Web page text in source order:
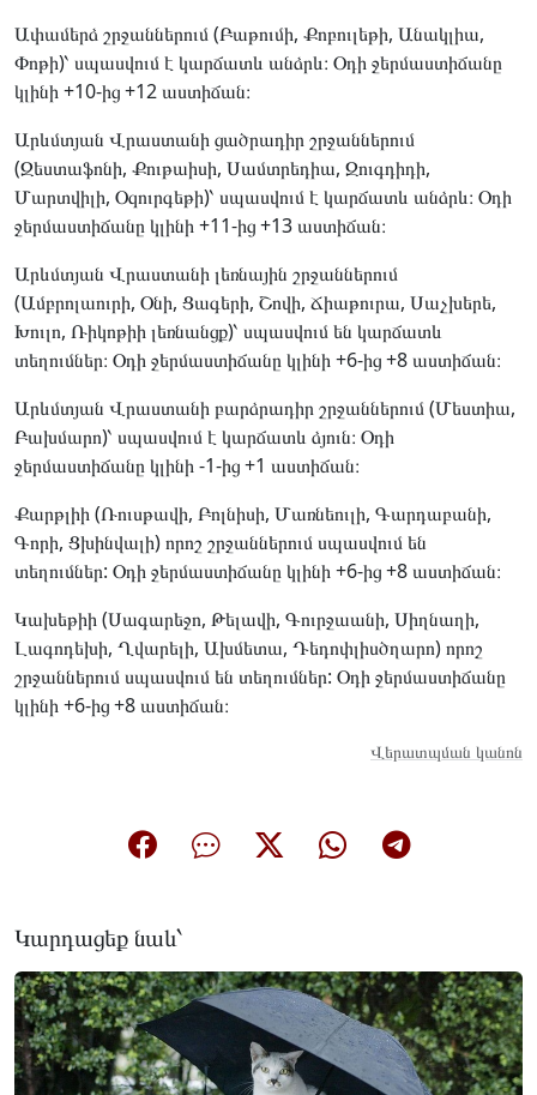
Ափամերձ շրջաններում (Բաթումի, Քոբուլեթի, Անակլիա,
Փոթի)՝ սպասվում է կարճատև անձրև։ Օդի ջերմաստիճանը
կլինի +10-ից +12 աստիճան։
Արևմտյան Վրաստանի ցածրադիր շրջաններում
(Զեստաֆոնի, Քութաիսի, Սամտրեդիա, Զուգդիդի,
Մարտվիլի, Օզուրգեթի)՝ սպասվում է կարճատև անձրև։ Օդի
ջերմաստիճանը կլինի +11-ից +13 աստիճան։
Արևմտյան Վրաստանի լեռնային շրջաններում
(Ամբրոլաուրի, Օնի, Ցագերի, Շովի, Ճիաթուրա, Սաչխերե,
Խուլո, Ռիկոթիի լեռնանցք)՝ սպասվում են կարճատև
տեղումներ։ Օդի ջերմաստիճանը կլինի +6-ից +8 աստիճան։
Արևմտյան Վրաստանի բարձրադիր շրջաններում (Մեստիա,
Բախմարո)՝ սպասվում է կարճատև ձյուն։ Օդի
ջերմաստիճանը կլինի -1-ից +1 աստիճան։
Քարթլիի (Ռուսթավի, Բոլնիսի, Մառնեուլի, Գարդաբանի,
Գորի, Ցխինվալի) որոշ շրջաններում սպասվում են
տեղումներ: Օդի ջերմաստիճանը կլինի +6-ից +8 աստիճան։
Կախեթիի (Սագարեջո, Թելավի, Գուրջաանի, Սիղնաղի,
Լագոդեխի, Ղվարելի, Ախմետա, Դեդոփլիսծղարո) որոշ
շրջաններում սպասվում են տեղումներ: Օդի ջերմաստիճանը
կլինի +6-ից +8 աստիճան։
Վերատպման կանոն
Կարդացեք նաև՝